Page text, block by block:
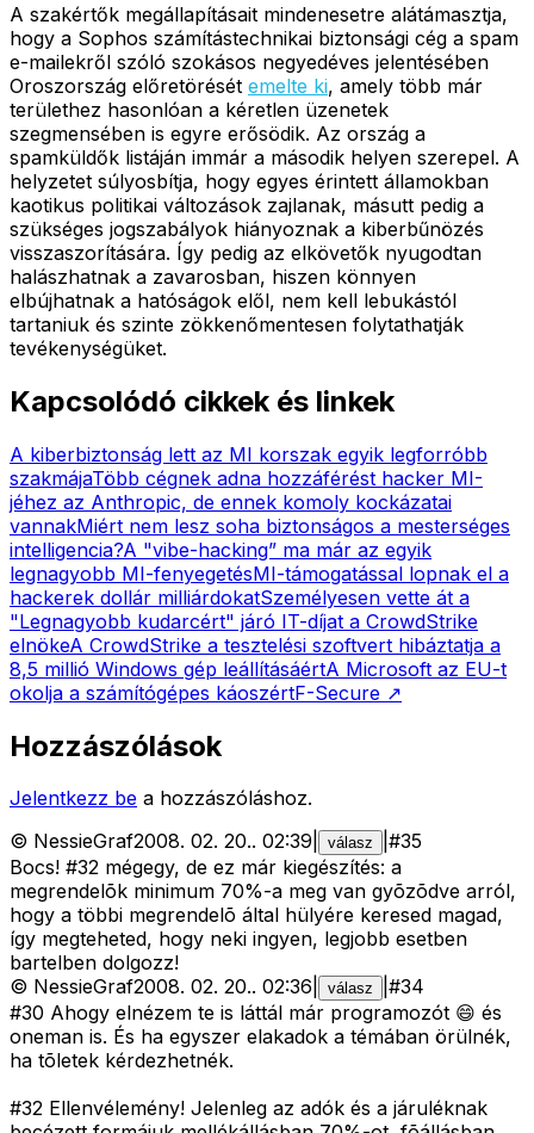
A szakértők megállapításait mindenesetre alátámasztja,
hogy a Sophos számítástechnikai biztonsági cég a spam
e-mailekről szóló szokásos negyedéves jelentésében
Oroszország előretörését emelte ki, amely több már
területhez hasonlóan a kéretlen üzenetek
szegmensében is egyre erősödik. Az ország a
spamküldők listáján immár a második helyen szerepel. A
helyzetet súlyosbítja, hogy egyes érintett államokban
kaotikus politikai változások zajlanak, másutt pedig a
szükséges jogszabályok hiányoznak a kiberbűnözés
visszaszorítására. Így pedig az elkövetők nyugodtan
halászhatnak a zavarosban, hiszen könnyen
elbújhatnak a hatóságok elől, nem kell lebukástól
tartaniuk és szinte zökkenőmentesen folytathatják
tevékenységüket.
Kapcsolódó cikkek és linkek
A kiberbiztonság lett az MI korszak egyik legforróbb
szakmájaTöbb cégnek adna hozzáférést hacker MI-
jéhez az Anthropic, de ennek komoly kockázatai
vannakMiért nem lesz soha biztonságos a mesterséges
intelligencia?A "vibe-hacking” ma már az egyik
legnagyobb MI-fenyegetésMI-támogatással lopnak el a
hackerek dollár milliárdokatSzemélyesen vette át a
"Legnagyobb kudarcért" járó IT-díjat a CrowdStrike
elnökeA CrowdStrike a tesztelési szoftvert hibáztatja a
8,5 millió Windows gép leállításáértA Microsoft az EU-t
okolja a számítógépes káoszértF-Secure ↗
Hozzászólások
Jelentkezz be a hozzászóláshoz.
© NessieGraf2008. 02. 20.. 02:39 válasz #35
Bocs! #32 mégegy, de ez már kiegészítés: a
megrendelõk minimum 70%-a meg van gyõzõdve arról,
hogy a többi megrendelõ által hülyére keresed magad,
így megteheted, hogy neki ingyen, legjobb esetben
bartelben dolgozz!
© NessieGraf2008. 02. 20.. 02:36 válasz #34
#30 Ahogy elnézem te is láttál már programozót 😄 és
oneman is. És ha egyszer elakadok a témában örülnék,
ha tõletek kérdezhetnék.
#32 Ellenvélemény! Jelenleg az adók és a járuléknak